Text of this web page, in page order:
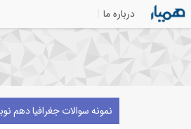
درباره ما
نمونه سوالات جغرافیا دهم